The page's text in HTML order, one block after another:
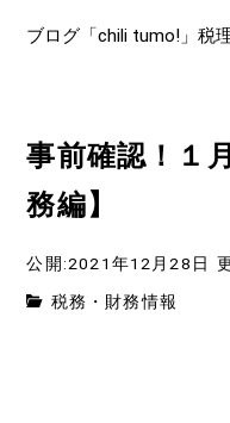
ブログ「chili tumo!」税
事前確認！１
務編】
公開:2021年12月28日
税務・財務情報